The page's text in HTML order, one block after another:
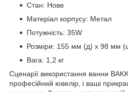
Стан: Нове
Матеріал корпусу: Метал
Потужність: 35W
Розміри: 155 мм (д) x 98 мм
Вага: 1,2 кг
Сценарії використання ванни
професійний ювелір, і ваші